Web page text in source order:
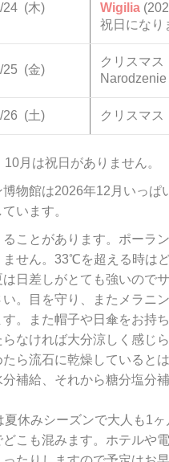
24 (木)
Wigilia
祝日になり
25 (金)
クリスマ
26 (土) クリスマス
月は祝日がありません。
物館は2026年12月いっぱ
います。
ことがあります。ポーラ
ません。33℃を超える時は
は日差しがとても強いので
。目を守り、またメラニ
す。また帽子や日傘をお持
らなければ大分涼しく感じ
たら流石に乾燥していると
分補給、それから糖分塩分
休みシーズンで大人も1ヶ
どこも混みます。ホテルや